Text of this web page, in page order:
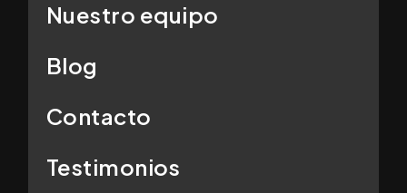
Nuestro equipo
Blog
Contacto
Testimonios